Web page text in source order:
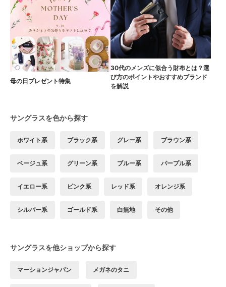
母の日プレゼント特集
30代のメンズに似合う財布とは？選
び方のポイントやおすすめブランド
を解説
サングラスを色から探す
ホワイト系 ブラック系 グレー系 ブラウン系
ベージュ系 グリーン系 ブルー系 パープル系
イエロー系 ピンク系 レッド系 オレンジ系
シルバー系 ゴールド系 白無地 その他
サングラスを他ショップから探す
マーションジャパン メガネのタニ